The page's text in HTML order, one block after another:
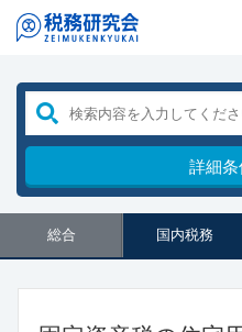
詳細
総合 国内税務